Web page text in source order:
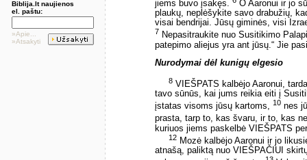
Biblija.lt naujienos
el. paštu:
»Apie...
»Atsakyti
jiems buvo įsakęs.
O Aaronui ir jo
plaukų, neplėšykite savo drabužių,
visai bendrijai. Jūsų giminės, visi
7 Nepasitraukite nuo Susitikimo
patepimo aliejus yra ant jūsų.“ Jie
Nurodymai dėl kunigų elgesio
8 VIEŠPATS kalbėjo Aaronui,
tavo sūnūs, kai jums reikia eiti į
įstatas visoms jūsų kartoms, 10 nes
prasta, tarp to, kas švaru, ir to, kas
kuriuos jiems paskelbė VIEŠPATS
12 Mozė kalbėjo Aaronui ir jo
atnašą, paliktą nuo VIEŠPAČIUI